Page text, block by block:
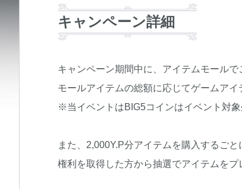
キャンペーン詳細
キャンペーン期間中に、アイテムモールで
モールアイテムの総額に応じてゲームアイ
※当イベントはBIG5コインはイベント対象
また、2,000Y.P分アイテムを購入するごと
権利を取得した方から抽選でアイテムをプ